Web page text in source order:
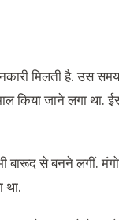
मिलती है. उस
किया जाने लगा था.
बारूद से बनने लगीं.
था.